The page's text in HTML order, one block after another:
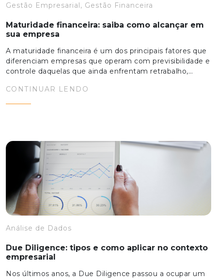
Gestão Empresarial, Gestão Financeira
Maturidade financeira: saiba como alcançar em
sua empresa
A maturidade financeira é um dos principais fatores que
diferenciam empresas que operam com previsibilidade e
controle daquelas que ainda enfrentam retrabalho,…
CONTINUAR LENDO
Análise de Dados
Due Diligence: tipos e como aplicar no contexto
empresarial
Nos últimos anos, a Due Diligence passou a ocupar um